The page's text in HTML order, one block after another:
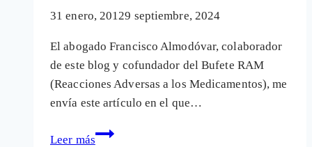
31 enero, 20129 septiembre, 2024
El abogado Francisco Almodóvar, colaborador
de este blog y cofundador del Bufete RAM
(Reacciones Adversas a los Medicamentos), me
envía este artículo en el que…
Leer más
Intentan